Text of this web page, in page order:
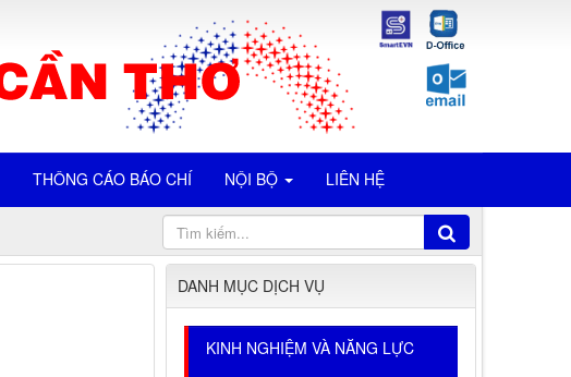
THÔNG CÁO BÁO CHÍ NỘI BỘ LIÊN HỆ
DANH MỤC DỊCH VỤ
KINH NGHIỆM VÀ NĂNG LỰC